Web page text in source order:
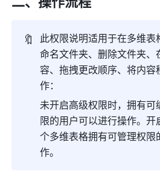
🔖
此权限说明适用于在多维
命名文件夹、删除文件夹、
容、拖拽更改顺序、将内
作：
未开启高级权限时，拥有可
限的用户可以进行操作。
个多维表格拥有可管理权限
作。